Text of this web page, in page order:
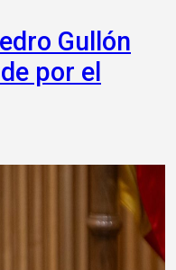
Gullón
por el